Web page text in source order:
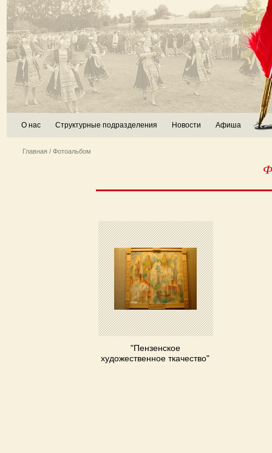
О нас Структурные подразделения Новости Афиша
Главная / Фотоальбом
"Пензенское
художественное ткачество"